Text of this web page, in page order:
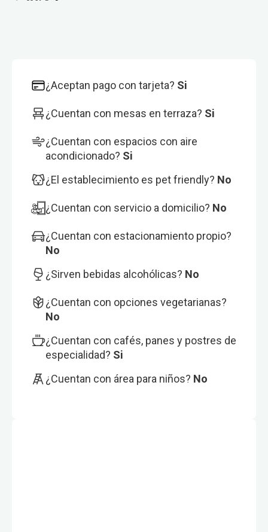
¿Aceptan pago con tarjeta? Si
¿Cuentan con mesas en terraza? Si
¿Cuentan con espacios con aire
acondicionado? Si
¿El establecimiento es pet friendly? No
¿Cuentan con servicio a domicilio? No
¿Cuentan con estacionamiento propio?
No
¿Sirven bebidas alcohólicas? No
¿Cuentan con opciones vegetarianas?
No
¿Cuentan con cafés, panes y postres de
especialidad? Si
¿Cuentan con área para niños? No